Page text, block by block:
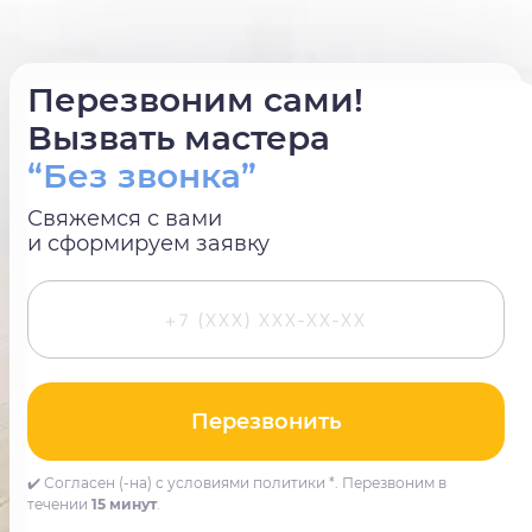
Перезвоним сами!
Вызвать мастера
“Без звонка”
Свяжемся с вами
и сформируем заявку
Перезвонить
✔️ Согласен (-на) с условиями политики *. Перезвоним в
течении 15 минут.